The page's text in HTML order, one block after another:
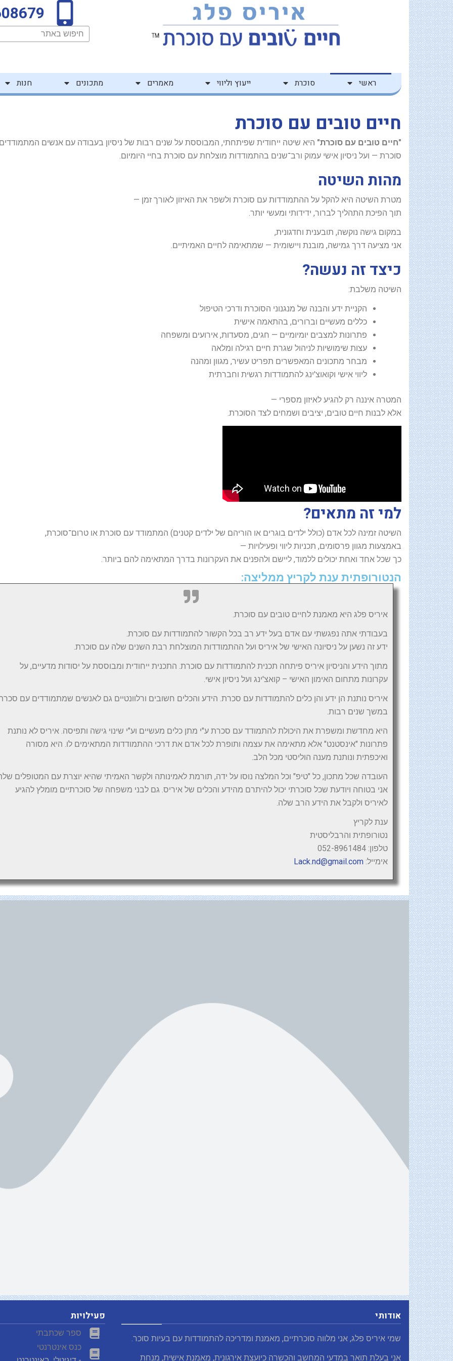
לתוכן
דילוג
לתוכן
חיפוש
ראשי סוכרת ייעוץ וליווי מאמרים מתכונים חנות
חיים טובים עם סוכרת
"חיים טובים עם סוכרת" היא שיטה ייחודית שפיתחתי, המבוססת על שנים רבות של ניסיון בעבודה עם אנשים
סוכרת — ועל ניסיון אישי עמוק ורב־שנים בהתמודדות מוצלחת עם סוכרת בחיי היומיום.
מהות השיטה
מטרת השיטה היא להקל על ההתמודדות עם סוכרת ולשפר את האיזון לאורך זמן —
תוך הפיכת התהליך לברור, ידידותי ומעשי יותר.
במקום גישה נוקשה, תובענית וחדגונית,
אני מציעה דרך גמישה, מובנת ויישומית — שמתאימה לחיים האמיתיים.
כיצד זה נעשה?
השיטה משלבת:
הקניית ידע והבנה של מנגנוני הסוכרת ודרכי הטיפול
כללים מעשיים וברורים, בהתאמה אישית
פתרונות למצבים יומיומיים — חגים, מסעדות, אירועים ומשפחה
עצות שימושיות לניהול שגרת חיים רגילה ומלאה
מבחר מתכונים המאפשרים תפריט עשיר, מגוון ומהנה
ליווי אישי וקואוצ'ינג להתמודדות רגשית וחברתית
המטרה איננה רק להגיע לאיזון מספרי —
אלא לבנות חיים טובים, יציבים ושמחים לצד הסוכרת.
למי זה מתאים?
השיטה זמינה לכל אדם (כולל ילדים בוגרים או הוריהם של ילדים קטנים) המתמודד עם סוכרת או טרום־סוכרת,
באמצעות מגוון פרסומים, תכניות ליווי ופעילויות —
כך שכל אחד ואחת יכולים ללמוד, ליישם ולהפנים את העקרונות בדרך המתאימה להם ביותר.
הנטורופתית ענת לקריץ ממליצה:
איריס פלג היא מאמנת לחיים טובים עם סוכרת.
בעבודתי אתה נפגשתי עם אדם בעל ידע רב בכל הקשור להתמודדות עם סוכרת.
ידע זה נשען על ניסיונה האישי של איריס ועל ההתמודדות המוצלחת רבת השנים שלה עם סוכרת.
מתוך הידע והניסיון איריס פיתחה תכנית להתמודדות עם סוכרת. התכנית ייחודית ומבוססת על יסודות מדעיים, על
עקרונות מתחום האימון האישי – קואצ'ינג ועל ניסיון אישי.
איריס נותנת הן ידע והן כלים להתמודדות עם סכרת. הידע והכלים חשובים ורלוונטיים גם לאנשים שמתמודדים עם
במשך שנים רבות.
היא מחדשת ומשפרת את היכולת להתמודד עם סכרת ע"י מתן כלים מעשיים וע"י שינוי גישה ותפיסה. איריס לא נותנת
פתרונות "אינסטנט" אלא מתאימה את עצמה ותופרת לכל אדם את דרכי ההתמודדות המתאימים לו. היא מסורה
ואיכפתית ונותנת מענה הוליסטי מכל הלב.
העובדה שכל מתכון, כל "טיפ" וכל המלצה נוסו על ידה, תורמת לאמינותה ולקשר האמיתי שהיא יוצרת עם המטופלים
אני בטוחה ויודעת שכל סוכרתי יכול להיתרם מהידע והכלים של איריס. גם לבני משפחה של סוכרתיים מומלץ להגיע
לאיריס ולקבל את הידע הרב שלה.
ענת לקריץ
נטורופתית והרבליסטית
טלפון: 052-8961484
אימייל: Lack.nd@gmail.com
אודותי
שמי איריס פלג, אני מלווה סוכרתיים, מאמנת ומדריכה להתמודדות עם בעיות סוכר.
אני בעלת תואר במדעי המחשב והכשרה כיועצת אירגונית, מאמנת אישית, מנחת
פעילויות
ספר שכתבתי
כנס אינטרנטי